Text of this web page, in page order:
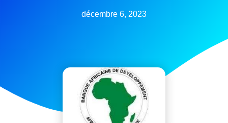
décembre 6, 2023